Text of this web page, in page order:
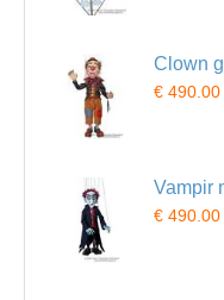
Clown
€ 490.00
Vampir
€ 490.00